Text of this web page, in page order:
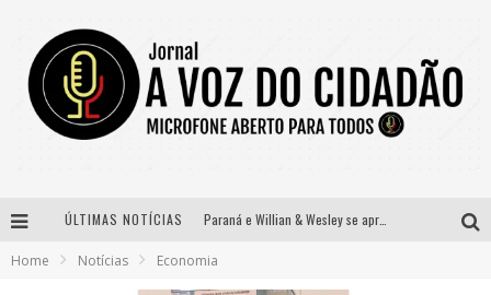
ÚLTIMAS NOTÍCIAS Paraná e Willian & Wesley se apresentam no Carretão Trevo Contagem nesta sexta-feira
Home Notícias Economia